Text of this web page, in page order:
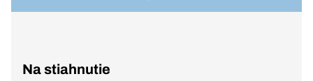
Na stiahnutie